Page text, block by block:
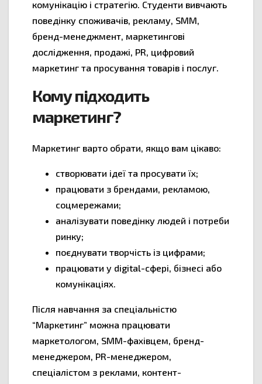
комунікацію і стратегію. Студенти вивчають
поведінку споживачів, рекламу, SMM,
бренд-менеджмент, маркетингові
дослідження, продажі, PR, цифровий
маркетинг та просування товарів і послуг.
Кому підходить
маркетинг?
Маркетинг варто обрати, якщо вам цікаво:
створювати ідеї та просувати їх;
працювати з брендами, рекламою,
соцмережами;
аналізувати поведінку людей і потреби
ринку;
поєднувати творчість із цифрами;
працювати у digital-сфері, бізнесі або
комунікаціях.
Після навчання за спеціальністю
“Маркетинг” можна працювати
маркетологом, SMM-фахівцем, бренд-
менеджером, PR-менеджером,
спеціалістом з реклами, контент-